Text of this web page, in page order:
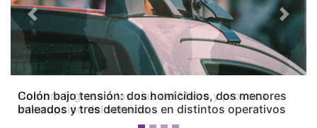
Colón bajo tensión: dos homicidios, dos menores
baleados y tres detenidos en distintos operativos
Previous Next